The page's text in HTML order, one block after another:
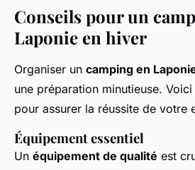
Conseils pour un
Laponie en hiver
Organiser un camping en
une préparation minutieuse.
pour assurer la réussite de votre
Équipement essentiel
Un équipement de qualité est